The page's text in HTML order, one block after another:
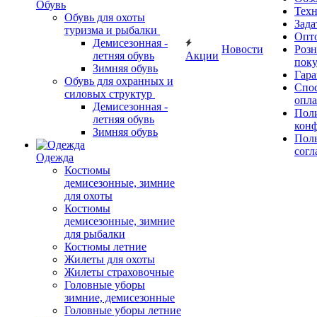
Обувь
Обувь для охоты
туризма и рыбалки
Демисезонная -
летняя обувь
Зимняя обувь
Обувь для охранных и
силовых структур
Демисезонная -
летняя обувь
Зимняя обувь
Одежда
Костюмы
демисезонные, зимние
для охоты
Костюмы
демисезонные, зимние
для рыбалки
Костюмы летние
Жилеты для охоты
Жилеты страховочные
Головные уборы
зимние, демисезонные
Головные уборы летние
Акции
Новости